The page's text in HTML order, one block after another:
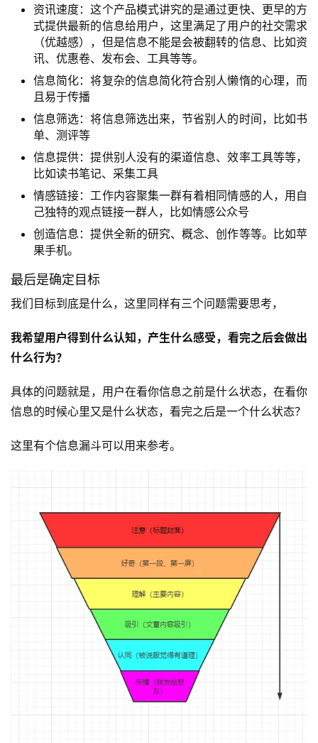
资讯速度：这个产品模式讲究的是通过更快、更早的方
式提供最新的信息给用户，这里满足了用户的社交需求
（优越感），但是信息不能是会被翻转的信息、比如资
讯、优惠卷、发布会、工具等等。
信息简化：将复杂的信息简化符合别人懒惰的心理，而
且易于传播
信息筛选：将信息筛选出来，节省别人的时间，比如书
单、测评等
信息提供：提供别人没有的渠道信息、效率工具等等，
比如读书笔记、采集工具
情感链接：工作内容聚集一群有着相同情感的人，用自
己独特的观点链接一群人，比如情感公众号
创造信息：提供全新的研究、概念、创作等等。比如苹
果手机。
最后是确定目标
我们目标到底是什么，这里同样有三个问题需要思考，
我希望用户得到什么认知，产生什么感受，看完之后会做出
什么行为？
具体的问题就是，用户在看你信息之前是什么状态，在看你
信息的时候心里又是什么状态，看完之后是一个什么状态？
这里有个信息漏斗可以用来参考。